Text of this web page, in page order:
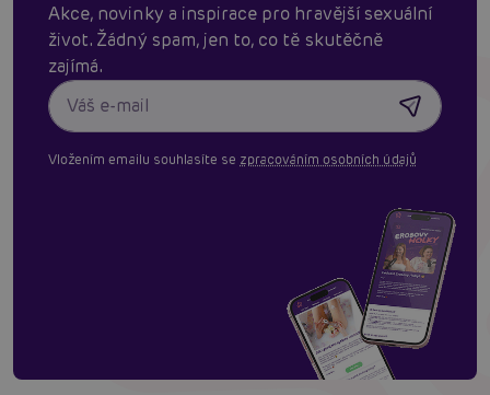
Akce, novinky a inspirace pro hravější sexuální
život. Žádný spam, jen to, co tě skutěčně
zajímá.
Vložením emailu souhlasíte se zpracováním osobních údajů